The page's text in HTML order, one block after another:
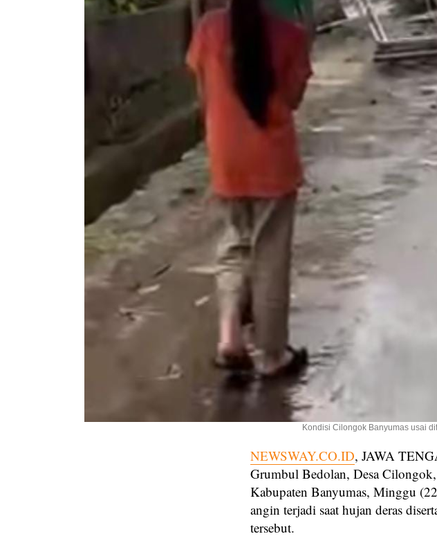
Kondisi Cilongok Banyumas usai
NEWSWAY.CO.ID, JAWA
Grumbul Bedolan, Desa
Kabupaten Banyumas, Minggu
angin terjadi saat hujan deras
tersebut.